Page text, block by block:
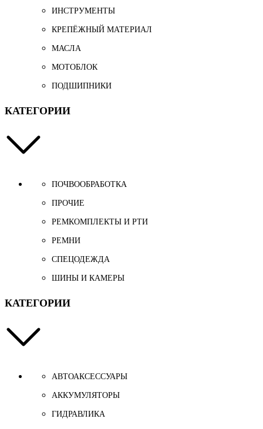
ИНСТРУМЕНТЫ
КРЕПЁЖНЫЙ МАТЕРИАЛ
МАСЛА
МОТОБЛОК
ПОДШИПНИКИ
КАТЕГОРИИ
ПОЧВООБРАБОТКА
ПРОЧИЕ
РЕМКОМПЛЕКТЫ И РТИ
РЕМНИ
СПЕЦОДЕЖДА
ШИНЫ И КАМЕРЫ
КАТЕГОРИИ
АВТОАКСЕССУАРЫ
АККУМУЛЯТОРЫ
ГИДРАВЛИКА